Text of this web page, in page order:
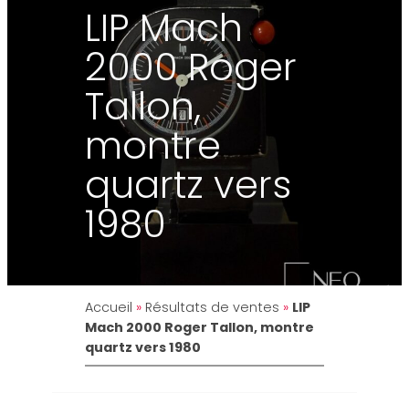
LIP Mach
2000 Roger
Tallon,
montre
quartz vers
1980
Accueil » Résultats de ventes » LIP
Mach 2000 Roger Tallon, montre
quartz vers 1980